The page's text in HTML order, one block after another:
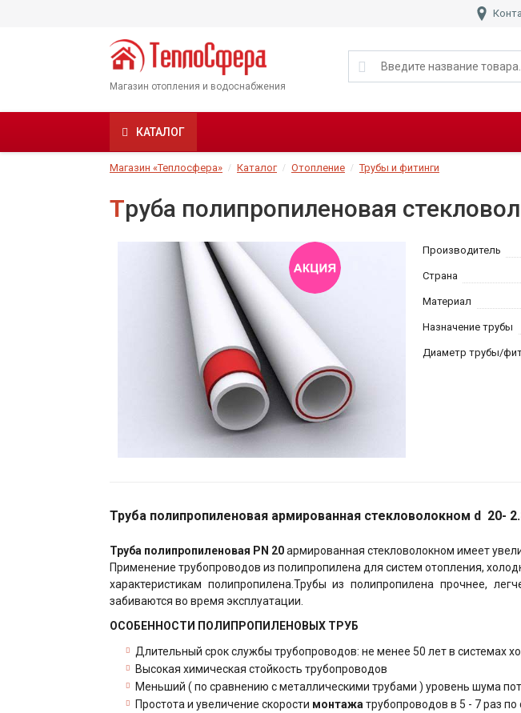
Магазин отопления и водоснабжения
КАТАЛОГ
Магазин «Теплосфера» Каталог Отопление Трубы и фитинги
Труба полипропиленовая
Производитель
Страна
Материал
Назначение трубы
Диаметр трубы/
Труба полипропиленовая армированная стекловолокном d 20-
Труба полипропиленовая PN 20армированная стекловолокном имеет
Применение трубопроводов из полипропилена для систем отопления,
характеристикам полипропилена.Трубы из полипропилена прочнее,
забиваются во время эксплуатации.
ОСОБЕННОСТИ ПОЛИПРОПИЛЕНОВЫХ ТРУБ
Длительный срок службы трубопроводов: не менее 50 лет в системах
Высокая химическая стойкость трубопроводов
Меньший ( по сравнению с металлическими трубами ) уровень шума
Простота и увеличение скорости монтажа трубопроводов в 5 - 7 раз